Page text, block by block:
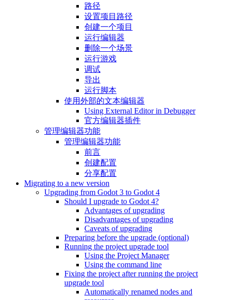
路径
设置项目路径
创建一个项目
运行编辑器
删除一个场景
运行游戏
调试
导出
运行脚本
使用外部的文本编辑器
Using External Editor in Debugger
官方编辑器插件
管理编辑器功能
管理编辑器功能
前言
创建配置
分享配置
Migrating to a new version
Upgrading from Godot 3 to Godot 4
Should I upgrade to Godot 4?
Advantages of upgrading
Disadvantages of upgrading
Caveats of upgrading
Preparing before the upgrade (optional)
Running the project upgrade tool
Using the Project Manager
Using the command line
Fixing the project after running the project
upgrade tool
Automatically renamed nodes and